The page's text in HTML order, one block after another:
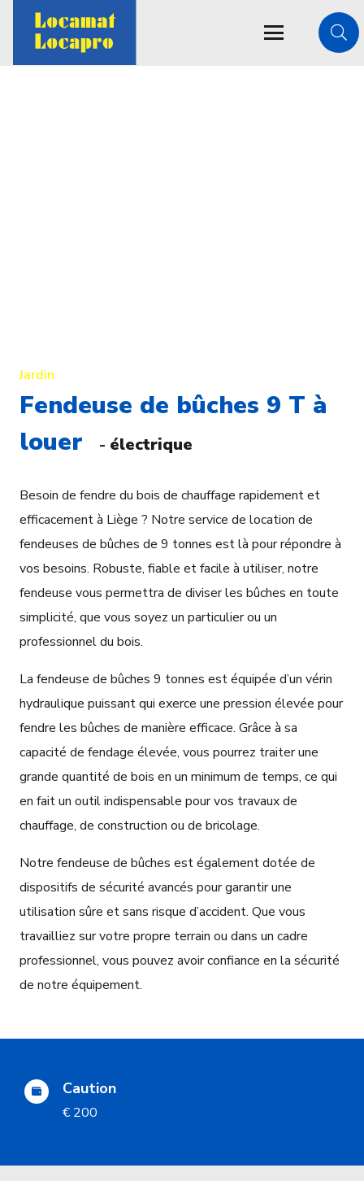
Jardin
Fendeuse de bûches 9 T à
louer
- électrique
Besoin de fendre du bois de chauffage rapidement et
efficacement à Liège ? Notre service de location de
fendeuses de bûches de 9 tonnes est là pour répondre à
vos besoins. Robuste, fiable et facile à utiliser, notre
fendeuse vous permettra de diviser les bûches en toute
simplicité, que vous soyez un particulier ou un
professionnel du bois.
La fendeuse de bûches 9 tonnes est équipée d’un vérin
hydraulique puissant qui exerce une pression élevée pour
fendre les bûches de manière efficace. Grâce à sa
capacité de fendage élevée, vous pourrez traiter une
grande quantité de bois en un minimum de temps, ce qui
en fait un outil indispensable pour vos travaux de
chauffage, de construction ou de bricolage.
Notre fendeuse de bûches est également dotée de
dispositifs de sécurité avancés pour garantir une
utilisation sûre et sans risque d’accident. Que vous
travailliez sur votre propre terrain ou dans un cadre
professionnel, vous pouvez avoir confiance en la sécurité
de notre équipement.
Caution
€ 200